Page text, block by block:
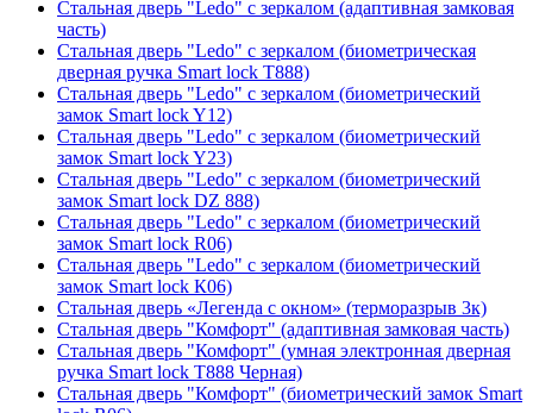
Стальная дверь "Ledo" с зеркалом (адаптивная замковая
часть)
Стальная дверь "Ledo" с зеркалом (биометрическая
дверная ручка Smart lock T888)
Стальная дверь "Ledo" с зеркалом (биометрический
замок Smart lock Y12)
Стальная дверь "Ledo" с зеркалом (биометрический
замок Smart lock Y23)
Стальная дверь "Ledo" с зеркалом (биометрический
замок Smart lock DZ 888)
Стальная дверь "Ledo" с зеркалом (биометрический
замок Smart lock R06)
Стальная дверь "Ledo" с зеркалом (биометрический
замок Smart lock К06)
Стальная дверь «Легенда с окном» (терморазрыв 3к)
Стальная дверь "Комфорт" (адаптивная замковая часть)
Стальная дверь "Комфорт" (умная электронная дверная
ручка Smart lock T888 Черная)
Стальная дверь "Комфорт" (биометрический замок Smart